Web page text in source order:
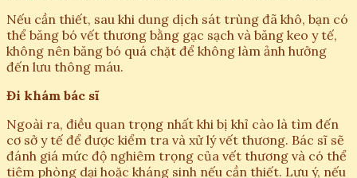
Nếu cần thiết, sau khi dung dịch sát trùng đã khô, bạn có
thể băng bó vết thương bằng gạc sạch và băng keo y tế,
không nên băng bó quá chặt để không làm ảnh hưởng
đến lưu thông máu.
Đi khám bác sĩ
Ngoài ra, điều quan trọng nhất khi bị khỉ cào là tìm đến
cơ sở y tế để được kiểm tra và xử lý vết thương. Bác sĩ sẽ
đánh giá mức độ nghiêm trọng của vết thương và có thể
tiêm phòng dại hoặc kháng sinh nếu cần thiết. Lưu ý, nếu